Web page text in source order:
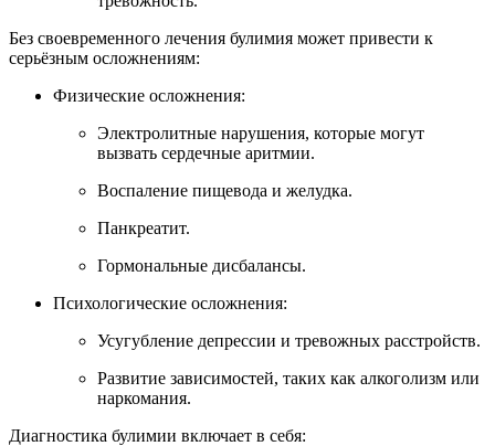
Без своевременного лечения булимия может привести к
серьёзным осложнениям:
Физические осложнения:
Электролитные нарушения, которые могут
вызвать сердечные аритмии.
Воспаление пищевода и желудка.
Панкреатит.
Гормональные дисбалансы.
Психологические осложнения:
Усугубление депрессии и тревожных расстройств.
Развитие зависимостей, таких как алкоголизм или
наркомания.
Диагностика булимии включает в себя: